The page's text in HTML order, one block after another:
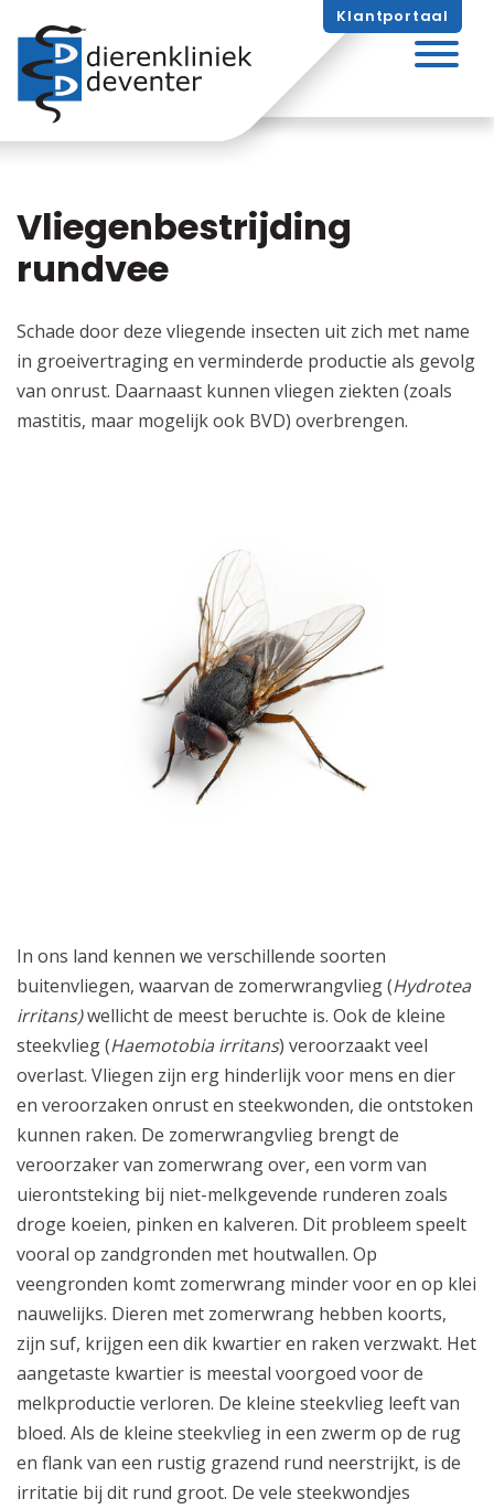
naar
inhoud
Klantportaal
Vliegenbestrijding
rundvee
Schade door deze vliegende insecten uit zich met name
in groeivertraging en verminderde productie als gevolg
van onrust. Daarnaast kunnen vliegen ziekten (zoals
mastitis, maar mogelijk ook BVD) overbrengen.
In ons land kennen we verschillende soorten
buitenvliegen, waarvan de zomerwrangvlieg (Hydrotea
irritans)wellicht de meest beruchte is. Ook de kleine
steekvlieg (Haemotobia irritans) veroorzaakt veel
overlast. Vliegen zijn erg hinderlijk voor mens en dier
en veroorzaken onrust en steekwonden, die ontstoken
kunnen raken. De zomerwrangvlieg brengt de
veroorzaker van zomerwrang over, een vorm van
uierontsteking bij niet-melkgevende runderen zoals
droge koeien, pinken en kalveren. Dit probleem speelt
vooral op zandgronden met houtwallen. Op
veengronden komt zomerwrang minder voor en op klei
nauwelijks. Dieren met zomerwrang hebben koorts,
zijn suf, krijgen een dik kwartier en raken verzwakt. Het
aangetaste kwartier is meestal voorgoed voor de
melkproductie verloren. De kleine steekvlieg leeft van
bloed. Als de kleine steekvlieg in een zwerm op de rug
en flank van een rustig grazend rund neerstrijkt, is de
irritatie bij dit rund groot. De vele steekwondjes